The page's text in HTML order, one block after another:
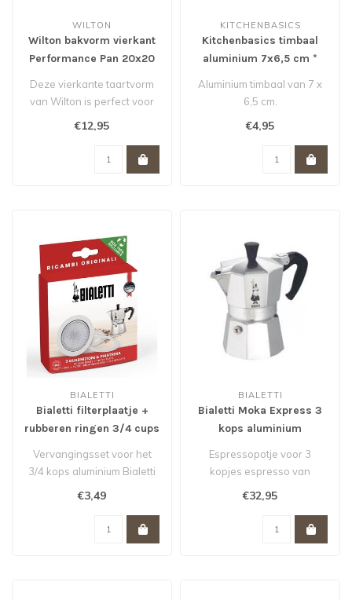
WILTON
Wilton bakvorm vierkant
Performance Pan 20x20
Deze vierkante taartvorm
van Wilton is perfect voor
€12,95
KITCHENBASICS
Kitchenbasics timbaal
aluminium 7x6,5 cm *
Aluminium timbaal van 7 x
6,5 cm.
€4,95
BIALETTI
Bialetti filterplaatje +
rubberen ringen 3/4 cups
Vervangingsset voor het
3/4 kops aluminium Bialetti
espressopotje...
€3,49
BIALETTI
Bialetti Moka Express 3
kops aluminium
Espressopotje voor 3
kopjes espresso van
Bialetti. In vrijwel elk
€32,95